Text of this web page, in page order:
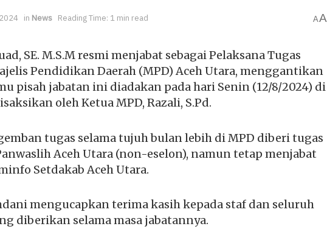
in News Reading Time: 1 min read AA
SE. M.S.M resmi menjabat sebagai Pelaksana Tugas
Pendidikan Daerah (MPD) Aceh Utara, menggantikan
pisah jabatan ini diadakan pada hari Senin (12/8/2024) di
oleh Ketua MPD, Razali, S.Pd.
tugas selama tujuh bulan lebih di MPD diberi tugas
Aceh Utara (non-eselon), namun tetap menjabat
Setdakab Aceh Utara.
mengucapkan terima kasih kepada staf dan seluruh
diberikan selama masa jabatannya.